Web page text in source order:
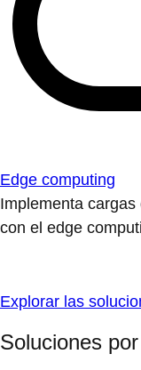
Edge computing
Implementa
con el edge
Explorar las
Soluciones